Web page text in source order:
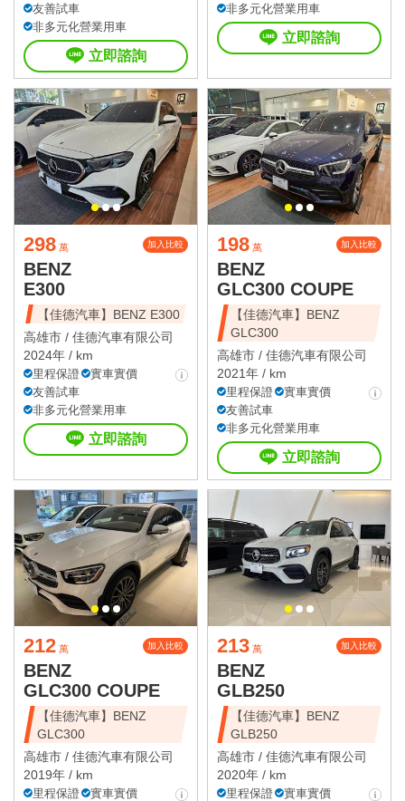
友善試車
非多元化營業用車
立即諮詢
非多元化營業用車
立即諮詢
298 萬 加入比較
BENZ
E300
【佳德汽車】BENZ E300
高雄市 / 佳德汽車有限公司
2024年 / km
里程保證
實車實價
友善試車
非多元化營業用車
立即諮詢
198 萬 加入比較
BENZ
GLC300 COUPE
【佳德汽車】BENZ
GLC300
高雄市 / 佳德汽車有限公司
2021年 / km
里程保證
實車實價
友善試車
非多元化營業用車
立即諮詢
212 萬 加入比較
BENZ
GLC300 COUPE
【佳德汽車】BENZ
GLC300
高雄市 / 佳德汽車有限公司
2019年 / km
里程保證
實車實價
213 萬 加入比較
BENZ
GLB250
【佳德汽車】BENZ
GLB250
高雄市 / 佳德汽車有限公司
2020年 / km
里程保證
實車實價